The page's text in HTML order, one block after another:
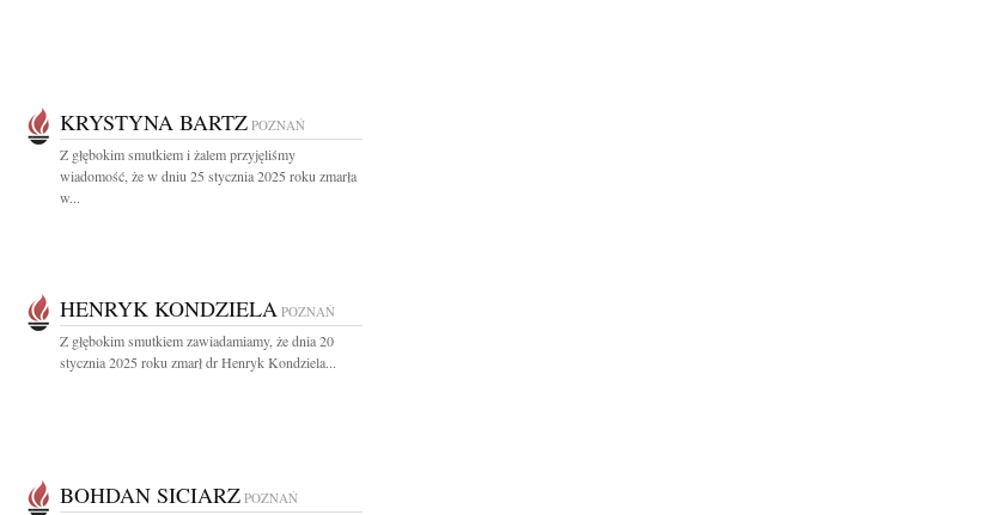
KRYSTYNA BARTZ POZNAŃ
Z głębokim smutkiem i żalem przyjęliśmy
wiadomość, że w dniu 25 stycznia 2025 roku zmarła
w...
HENRYK KONDZIELA POZNAŃ
Z głębokim smutkiem zawiadamiamy, że dnia 20
stycznia 2025 roku zmarł dr Henryk Kondziela...
BOHDAN SICIARZ POZNAŃ